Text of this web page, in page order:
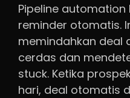
Pipeline automation
reminder otomatis.
memindahkan deal
cerdas dan
stuck. Ketika
hari, deal otomatis